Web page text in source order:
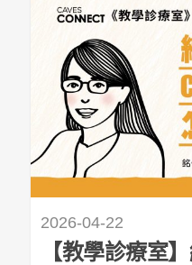
2026-04-22
【教學診療室